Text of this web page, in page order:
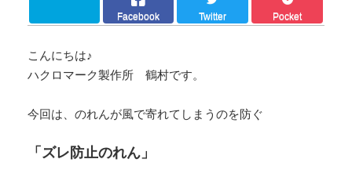
Facebook Twitter Pocket
こんにちは♪
ハクロマーク製作所 鶴村です。
今回は、のれんが風で寄れてしまうのを防ぐ
「ズレ防止のれん」